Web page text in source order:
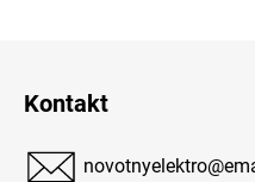
Kontakt
novotnyelektro@